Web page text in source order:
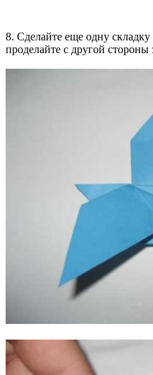
8. Сделайте еще одну
проделайте с другой стороны